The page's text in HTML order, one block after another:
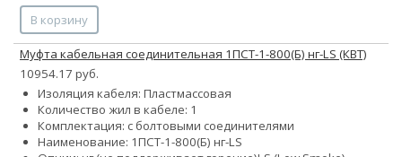
В корзину
Муфта кабельная соединительная 1ПСТ-1-800(Б) нг-LS (КВТ)
10954.17 руб.
Изоляция кабеля: Пластмассовая
Количество жил в кабеле: 1
Комплектация: с болтовыми соединителями
Наименование: 1ПСТ-1-800(Б) нг-LS